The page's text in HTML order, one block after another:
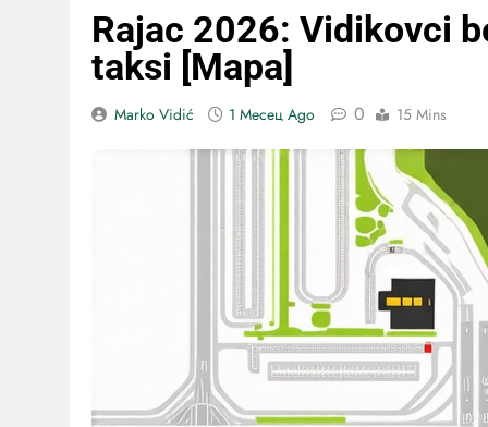
Rajac 2026: Vidikovci
taksi [Mapa]
Marko Vidić 1 Месец Ago 0 15 Mins